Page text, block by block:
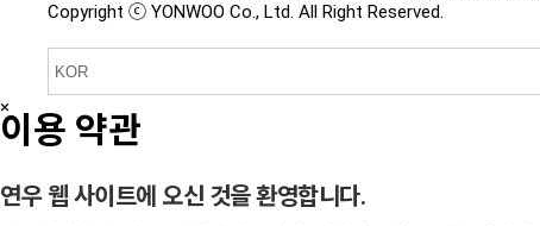
Copyright ⓒ YONWOO Co., Ltd. All Right Reserved.
×
이용 약관
연우 웹 사이트에 오신 것을 환영합니다.